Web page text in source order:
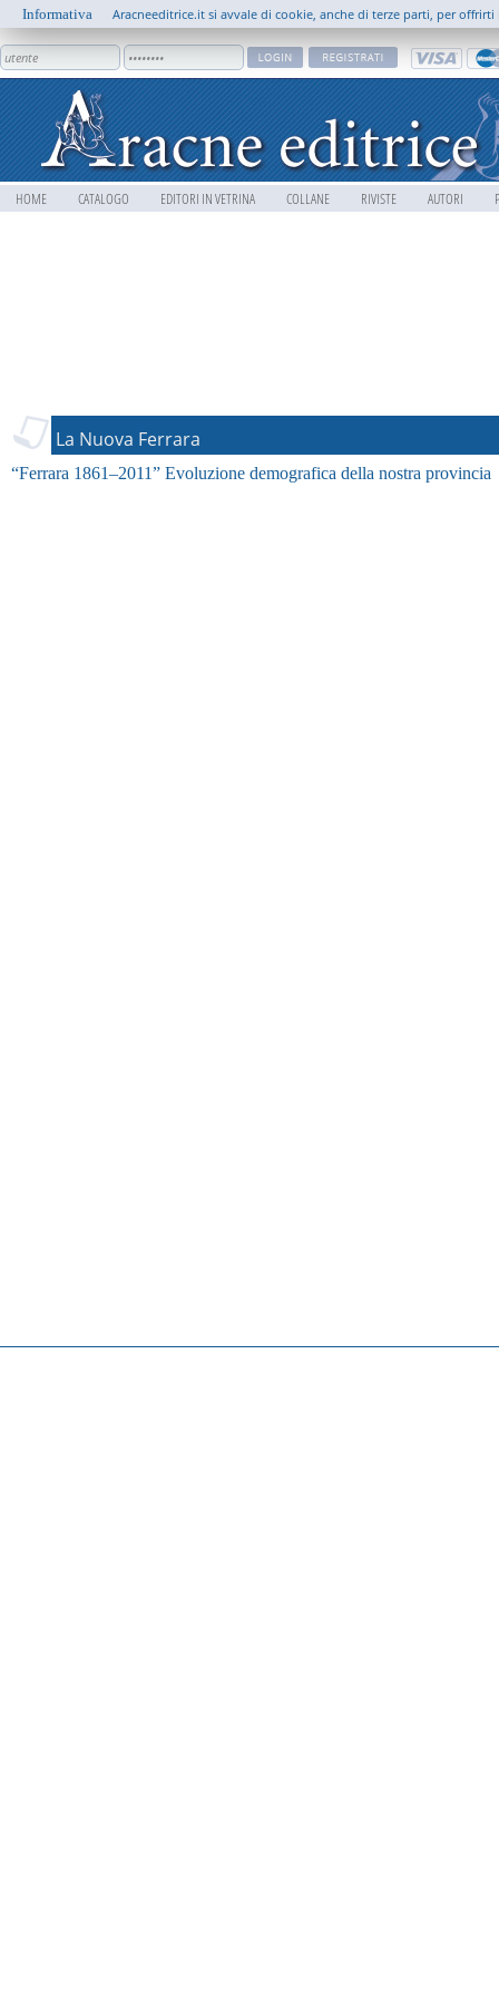
HOME CATALOGO EDITORI IN VETRINA COLLANE RIVISTE AUTORI
La Nuova Ferrara
“Ferrara 1861–2011” Evoluzione demografica della nostra provincia
Informativa Aracneeditrice.it si avvale di cookie, anche di terze parti, per